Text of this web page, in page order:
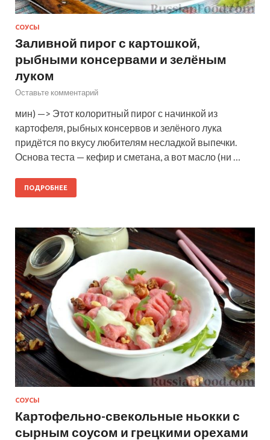
СОУСЫ
Заливной пирог с картошкой,
рыбными консервами и зелёным
луком
Оставьте комментарий
мин) —> Этот колоритный пирог с начинкой из
картофеля, рыбных консервов и зелёного лука
придётся по вкусу любителям несладкой выпечки.
Основа теста — кефир и сметана, а вот масло (ни …
ПОДРОБНЕЕ
СОУСЫ
Картофельно-свекольные ньокки с
сырным соусом и грецкими орехами